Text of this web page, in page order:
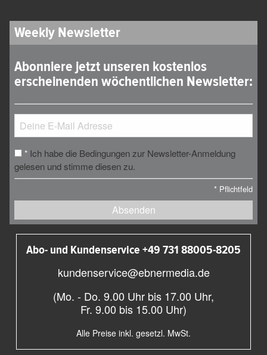
Weekly Newsletter
Abonniere jetzt unseren kostenlos
erscheinenden wöchentlichen Newsletter:
* Ich habe die Bedingungen zur Newsletter-Anmeldung
gelesen und stimme diesen zu.
* Pflichtfeld
Absenden
Abo- und Kundenservice +49 731 88005-8205
kundenservice@ebnermedia.de
(Mo. - Do. 9.00 Uhr bis 17.00 Uhr,
Fr. 9.00 bis 15.00 Uhr)
Alle Preise inkl. gesetzl. MwSt.